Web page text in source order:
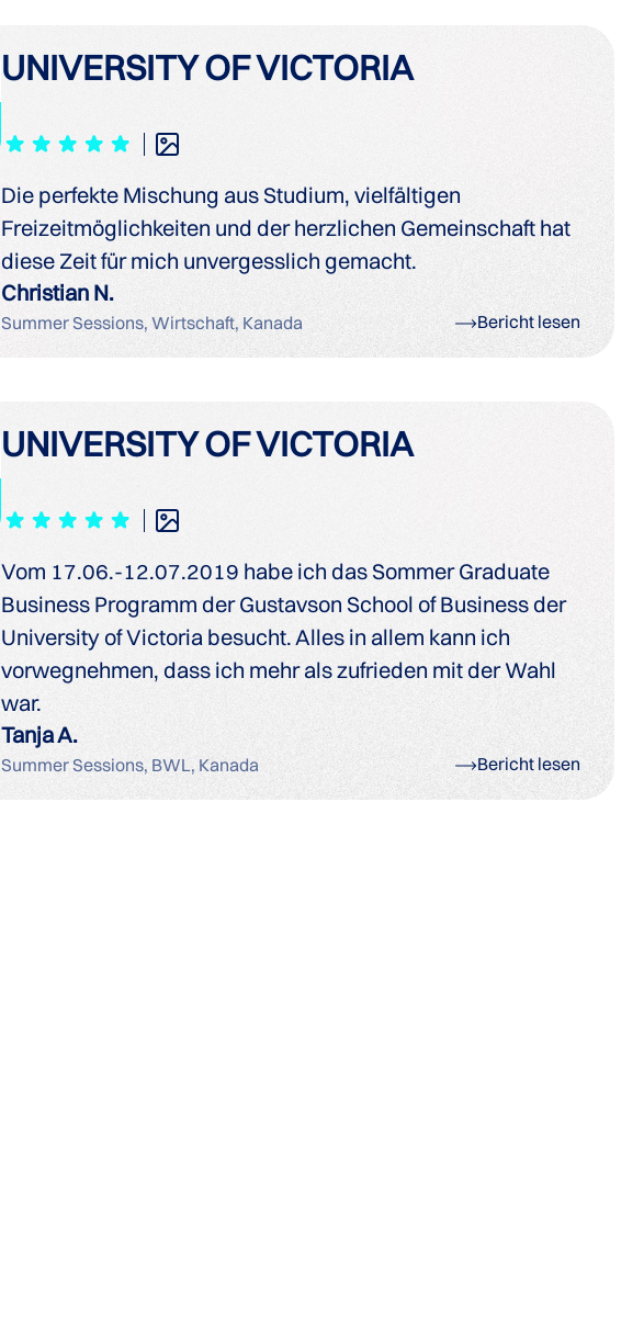
UNIVERSITY OF VICTORIA
Die perfekte Mischung aus Studium, vielfältigen
Freizeitmöglichkeiten und der herzlichen Gemeinschaft hat
diese Zeit für mich unvergesslich gemacht.
Christian N.
Summer Sessions, Wirtschaft, Kanada Bericht lesen
UNIVERSITY OF VICTORIA
Vom 17.06.-12.07.2019 habe ich das Sommer Graduate
Business Programm der Gustavson School of Business der
University of Victoria besucht. Alles in allem kann ich
vorwegnehmen, dass ich mehr als zufrieden mit der Wahl
war.
Tanja A.
Summer Sessions, BWL, Kanada Bericht lesen